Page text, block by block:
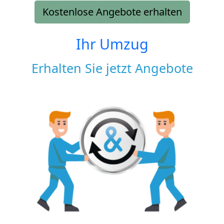
Kostenlose Angebote erhalten
Ihr Umzug
Erhalten Sie jetzt Angebote